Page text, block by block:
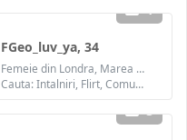
1
FGeo_luv_ya, 34
Femeie din Londra, Marea Britanie
Cauta: Intalniri, Flirt, Comunicare / chat, Prietenie, Casatorie
3